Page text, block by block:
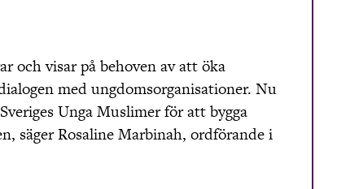
och visar på behoven av att öka
med ungdomsorganisationer. Nu
Unga Muslimer för att bygga
sägerRosaline Marbinah, ordförande i